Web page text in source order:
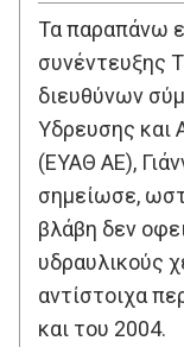
Τα παραπάνω
συνέντευξης
διευθύνων
Υδρευσης και
(ΕΥΑΘ ΑΕ),
σημείωσε,
βλάβη δεν
υδραυλικούς
αντίστοιχα
και του 2004.